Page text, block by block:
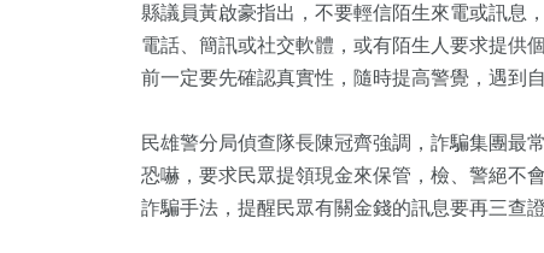
縣議員黃啟豪指出，不要輕信陌生來電或訊息
電話、簡訊或社交軟體，或有陌生人要求提供
前一定要先確認真實性，隨時提高警覺，遇到
民雄警分局偵查隊長陳冠齊強調，詐騙集團最
恐嚇，要求民眾提領現金來保管，檢、警絕不
詐騙手法，提醒民眾有關金錢的訊息要再三查